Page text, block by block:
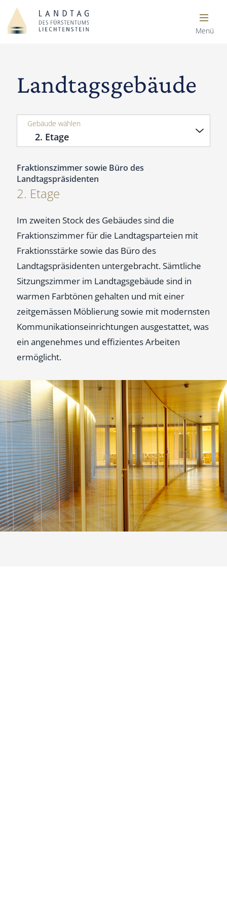
Menü
Landtagsgebäude
Gebäude wählen
Fraktionszimmer sowie Büro des
Landtagspräsidenten
2. Etage
Im zweiten Stock des Gebäudes sind die
Fraktionszimmer für die Landtagsparteien mit
Fraktionsstärke sowie das Büro des
Landtagspräsidenten untergebracht. Sämtliche
Sitzungszimmer im Landtagsgebäude sind in
warmen Farbtönen gehalten und mit einer
zeitgemässen Möblierung sowie mit modernsten
Kommunikationseinrichtungen ausgestattet, was
ein angenehmes und effizientes Arbeiten
ermöglicht.